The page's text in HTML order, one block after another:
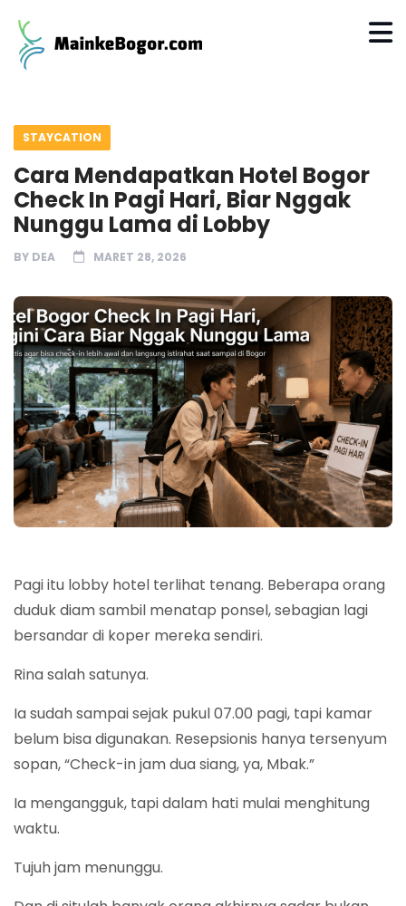
STAYCATION
Cara Mendapatkan Hotel Bogor
Check In Pagi Hari, Biar Nggak
Nunggu Lama di Lobby
BY DEA MARET 28, 2026
Pagi itu lobby hotel terlihat tenang. Beberapa orang
duduk diam sambil menatap ponsel, sebagian lagi
bersandar di koper mereka sendiri.
Rina salah satunya.
Ia sudah sampai sejak pukul 07.00 pagi, tapi kamar
belum bisa digunakan. Resepsionis hanya tersenyum
sopan, “Check-in jam dua siang, ya, Mbak.”
Ia mengangguk, tapi dalam hati mulai menghitung
waktu.
Tujuh jam menunggu.